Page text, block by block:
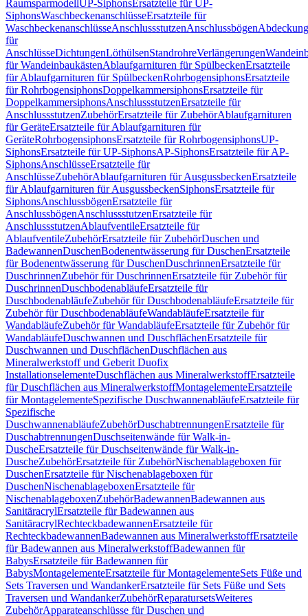
RaumsparmodellUP-SiphonsErsatzteile für UP-
SiphonsWaschbeckenanschlüsseErsatzteile für
WaschbeckenanschlüsseAnschlussstutzenAnschlussbögen
für
AnschlüsseDichtungenLöthülsenStandrohreVerlängerungen
für WandeinbaukästenAblaufgarnituren für SpülbeckenErsatzteile
für Ablaufgarnituren für SpülbeckenRohrbogensiphonsErsatzteile
für RohrbogensiphonsDoppelkammersiphonsErsatzteile für
DoppelkammersiphonsAnschlussstutzenErsatzteile für
AnschlussstutzenZubehörErsatzteile für ZubehörAblaufgarnituren
für GeräteErsatzteile für Ablaufgarnituren für
GeräteRohrbogensiphonsErsatzteile für RohrbogensiphonsUP-
SiphonsErsatzteile für UP-SiphonsAP-SiphonsErsatzteile für AP-
SiphonsAnschlüsseErsatzteile für
AnschlüsseZubehörAblaufgarnituren für AusgussbeckenErsatzteile
für Ablaufgarnituren für AusgussbeckenSiphonsErsatzteile für
SiphonsAnschlussbögenErsatzteile für
AnschlussbögenAnschlussstutzenErsatzteile für
AnschlussstutzenAblaufventileErsatzteile für
AblaufventileZubehörErsatzteile für ZubehörDuschen und
BadewannenDuschenBodenentwässerung für DuschenErsatzteile
für Bodenentwässerung für DuschenDuschrinnenErsatzteile für
DuschrinnenZubehör für DuschrinnenErsatzteile für Zubehör für
DuschrinnenDuschbodenabläufeErsatzteile für
DuschbodenabläufeZubehör für DuschbodenabläufeErsatzteile für
Zubehör für DuschbodenabläufeWandabläufeErsatzteile für
WandabläufeZubehör für WandabläufeErsatzteile für Zubehör für
WandabläufeDuschwannen und DuschflächenErsatzteile für
Duschwannen und DuschflächenDuschflächen aus
Mineralwerkstoff und Geberit Duofix
InstallationselementeDuschflächen aus MineralwerkstoffErsatzteile
für Duschflächen aus MineralwerkstoffMontagelementeErsatzteile
für MontagelementeSpezifische DuschwannenabläufeErsatzteile für
Spezifische
DuschwannenabläufeZubehörDuschabtrennungenErsatzteile für
DuschabtrennungenDuschseitenwände für Walk-in-
DuscheErsatzteile für Duschseitenwände für Walk-in-
DuscheZubehörErsatzteile für ZubehörNischenablageboxen für
DuschenErsatzteile für Nischenablageboxen für
DuschenNischenablageboxenErsatzteile für
NischenablageboxenZubehörBadewannenBadewannen aus
SanitäracrylErsatzteile für Badewannen aus
SanitäracrylRechteckbadewannenErsatzteile für
RechteckbadewannenBadewannen aus MineralwerkstoffErsatzteile
für Badewannen aus MineralwerkstoffBadewannen für
BabysErsatzteile für Badewannen für
BabysMontagelementeErsatzteile für MontagelementeSets Füße und
Sets Traversen und WandankerErsatzteile für Sets Füße und Sets
Traversen und WandankerZubehörReparatursetsWeiteres
ZubehörApparateanschlüsse für Duschen und